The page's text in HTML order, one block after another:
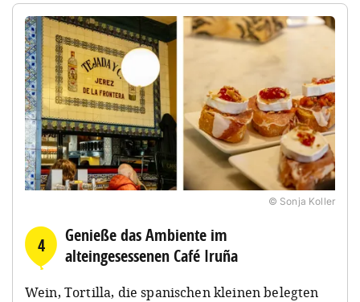
© Sonja Koller
4
Genieße das Ambiente im
alteingesessenen Café Iruña
Wein, Tortilla, die spanischen kleinen belegten